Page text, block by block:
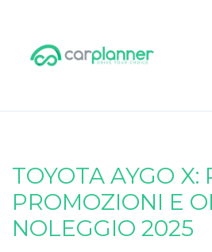
TOYOTA AYGO X:
PROMOZIONI E
NOLEGGIO 2025